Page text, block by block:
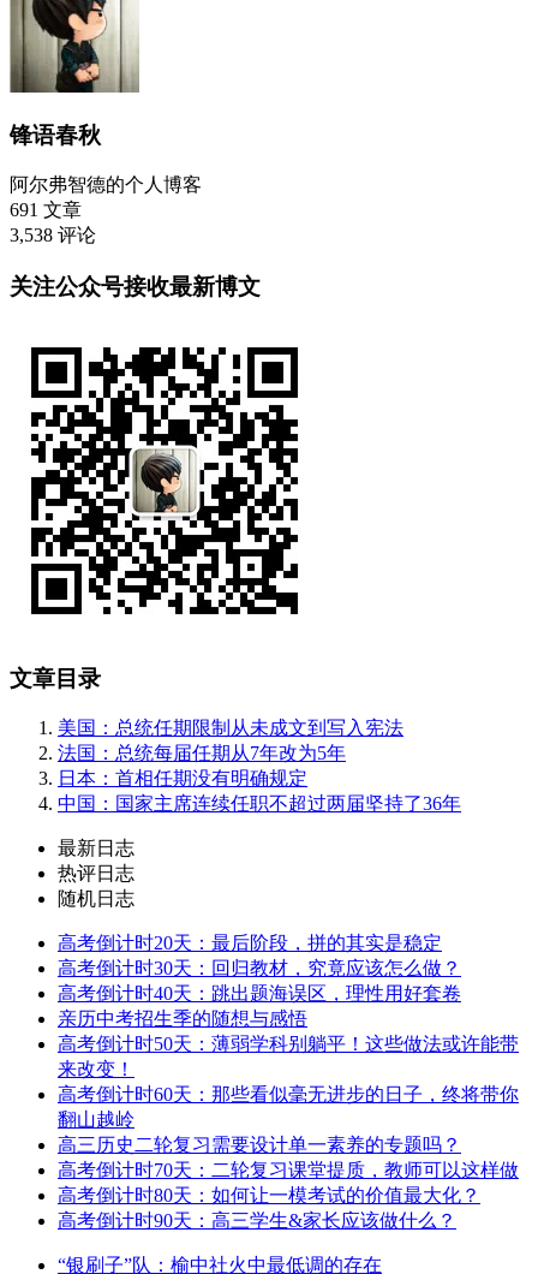
锋语春秋
阿尔弗智德的个人博客
691 文章
3,538 评论
关注公众号接收最新博文
文章目录
美国：总统任期限制从未成文到写入宪法
法国：总统每届任期从7年改为5年
日本：首相任期没有明确规定
中国：国家主席连续任职不超过两届坚持了36年
最新日志
热评日志
随机日志
高考倒计时20天：最后阶段，拼的其实是稳定
高考倒计时30天：回归教材，究竟应该怎么做？
高考倒计时40天：跳出题海误区，理性用好套卷
亲历中考招生季的随想与感悟
高考倒计时50天：薄弱学科别躺平！这些做法或许能带
来改变！
高考倒计时60天：那些看似毫无进步的日子，终将带你
翻山越岭
高三历史二轮复习需要设计单一素养的专题吗？
高考倒计时70天：二轮复习课堂提质，教师可以这样做
高考倒计时80天：如何让一模考试的价值最大化？
高考倒计时90天：高三学生&家长应该做什么？
“银刷子”队：榆中社火中最低调的存在